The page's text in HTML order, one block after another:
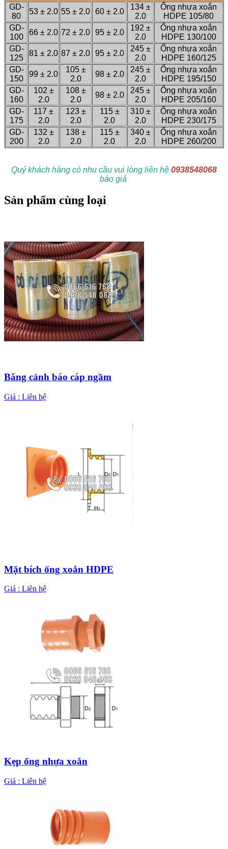
GD-
80
53 ± 2.0 55 ± 2.0 60 ± 2.0
134 ±
2.0
Ống nhựa xoắn
HDPE 105/80
GD-
100
66 ± 2.0 72 ± 2.0 95 ± 2.0
192 ±
2.0
Ống nhựa xoắn
HDPE 130/100
GD-
125
81 ± 2.0 87 ± 2.0 95 ± 2.0
245 ±
2.0
Ống nhựa xoắn
HDPE 160/125
GD-
150
99 ± 2.0
105 ±
2.0
98 ± 2.0
245 ±
2.0
Ống nhựa xoắn
HDPE 195/150
GD-
160
102 ±
2.0
108 ±
2.0
98 ± 2.0
245 ±
2.0
Ống nhựa xoắn
HDPE 205/160
GD-
175
117 ±
2.0
123 ±
2.0
115 ±
2.0
310 ±
2.0
Ống nhựa xoắn
HDPE 230/175
GD-
200
132 ±
2.0
138 ±
2.0
115 ±
2.0
340 ±
2.0
Ống nhựa xoắn
HDPE 260/200
Quý khách hàng có nhu cầu vui lòng liên hệ 0938548068
báo giá
Sản phẩm cùng loại
Băng cảnh báo cáp ngầm
Giá : Liên hệ
Mặt bích ống xoắn HDPE
Giá : Liên hệ
Kẹp ống nhựa xoắn
Giá : Liên hệ